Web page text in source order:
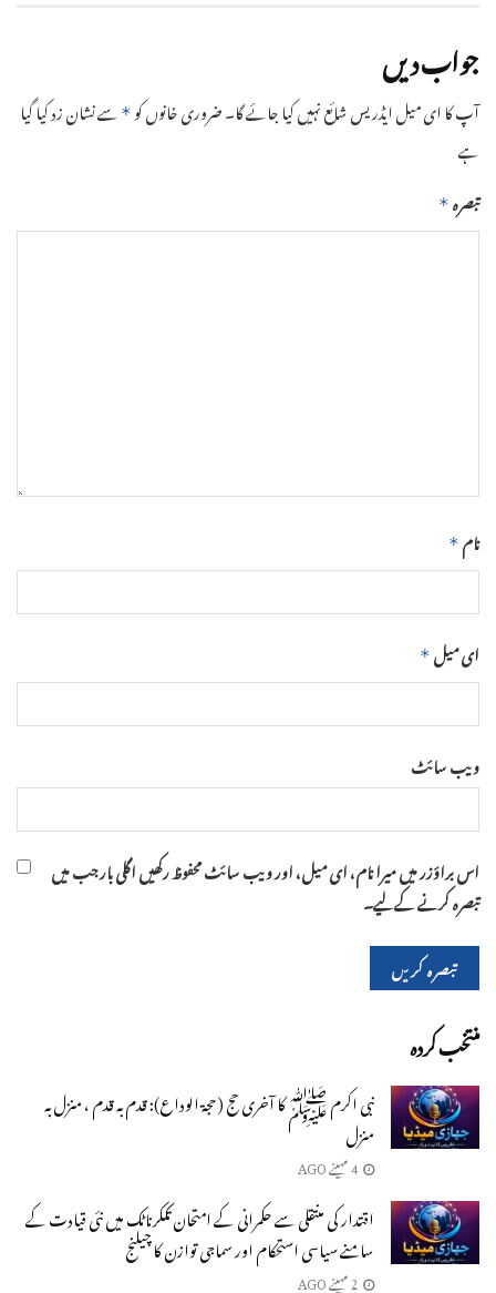
جواب دیں
آپ کا ای میل ایڈریس شائع نہیں کیا جائے گا۔ضروری خانوں کو * سے نشان زد کیا گیا
ہے
تبصرہ *
نام *
ای میل *
ویب‌ سائٹ
اس براؤزر میں میرا نام، ای میل، اور ویب سائٹ محفوظ رکھیں اگلی بار جب میں
تبصرہ کرنے کےلیے۔
منتخب کردہ
نبی اکرم ﷺ کا آخری حج (حجۃ الوداع): قدم بہ قدم ، منزل بہ
منزل
اقتدار کی منتقلی سے حکمرانی کے امتحان تککرناٹک میں نئی قیادت کے
سامنے سیاسی استحکام اور سماجی توازن کا چیلنج